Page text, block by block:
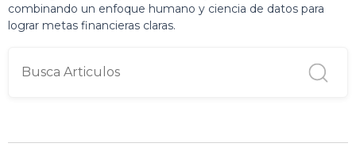
combinando un enfoque humano y ciencia de datos para
lograr metas financieras claras.